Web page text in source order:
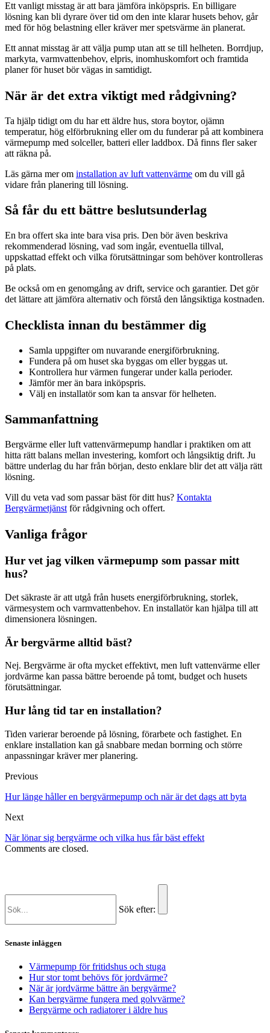
Ett vanligt misstag är att bara jämföra inköpspris. En billigare
lösning kan bli dyrare över tid om den inte klarar husets behov, går
med för hög belastning eller kräver mer spetsvärme än planerat.
Ett annat misstag är att välja pump utan att se till helheten. Borrdjup,
markyta, varmvattenbehov, elpris, inomhuskomfort och framtida
planer för huset bör vägas in samtidigt.
När är det extra viktigt med rådgivning?
Ta hjälp tidigt om du har ett äldre hus, stora boytor, ojämn
temperatur, hög elförbrukning eller om du funderar på att kombinera
värmepump med solceller, batteri eller laddbox. Då finns fler saker
att räkna på.
Läs gärna mer om installation av luft vattenvärme om du vill gå
vidare från planering till lösning.
Så får du ett bättre beslutsunderlag
En bra offert ska inte bara visa pris. Den bör även beskriva
rekommenderad lösning, vad som ingår, eventuella tillval,
uppskattad effekt och vilka förutsättningar som behöver kontrolleras
på plats.
Be också om en genomgång av drift, service och garantier. Det gör
det lättare att jämföra alternativ och förstå den långsiktiga kostnaden.
Checklista innan du bestämmer dig
Samla uppgifter om nuvarande energiförbrukning.
Fundera på om huset ska byggas om eller byggas ut.
Kontrollera hur värmen fungerar under kalla perioder.
Jämför mer än bara inköpspris.
Välj en installatör som kan ta ansvar för helheten.
Sammanfattning
Bergvärme eller luft vattenvärmepump handlar i praktiken om att
hitta rätt balans mellan investering, komfort och långsiktig drift. Ju
bättre underlag du har från början, desto enklare blir det att välja rätt
lösning.
Vill du veta vad som passar bäst för ditt hus? Kontakta
Bergvärmetjänst för rådgivning och offert.
Vanliga frågor
Hur vet jag vilken värmepump som passar mitt
hus?
Det säkraste är att utgå från husets energiförbrukning, storlek,
värmesystem och varmvattenbehov. En installatör kan hjälpa till att
dimensionera lösningen.
Är bergvärme alltid bäst?
Nej. Bergvärme är ofta mycket effektivt, men luft vattenvärme eller
jordvärme kan passa bättre beroende på tomt, budget och husets
förutsättningar.
Hur lång tid tar en installation?
Tiden varierar beroende på lösning, förarbete och fastighet. En
enklare installation kan gå snabbare medan borrning och större
anpassningar kräver mer planering.
Previous
Hur länge håller en bergvärmepump och när är det dags att byta
Next
När lönar sig bergvärme och vilka hus får bäst effekt
Comments are closed.
Sök efter:
Senaste inläggen
Värmepump för fritidshus och stuga
Hur stor tomt behövs för jordvärme?
När är jordvärme bättre än bergvärme?
Kan bergvärme fungera med golvvärme?
Bergvärme och radiatorer i äldre hus